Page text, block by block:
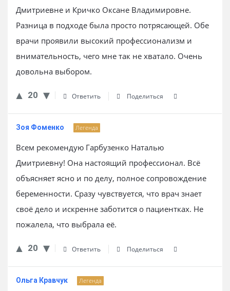
Дмитриевне и Кричко Оксане Владимировне.
Разница в подходе была просто потрясающей. Обе
врачи проявили высокий профессионализм и
внимательность, чего мне так не хватало. Очень
довольна выбором.
20 Ответить Поделиться
Зоя Фоменко Легенда
Всем рекомендую Гарбузенко Наталью
Дмитриевну! Она настоящий профессионал. Всё
объясняет ясно и по делу, полное сопровождение
беременности. Сразу чувствуется, что врач знает
своё дело и искренне заботится о пациентках. Не
пожалела, что выбрала её.
20 Ответить Поделиться
Ольга Кравчук Легенда